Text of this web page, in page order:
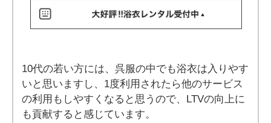
10代の若い方には、呉服の中でも浴衣は入りやす
いと思いますし、1度利用されたら他のサービス
の利用もしやすくなると思うので、LTVの向上に
も貢献すると感じています。